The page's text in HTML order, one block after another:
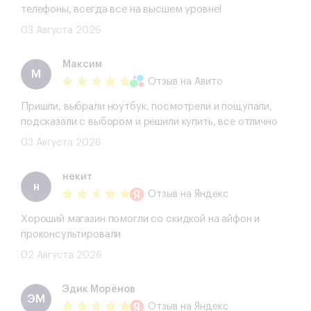
телефоны, всегда все на высшем уровне!
03 Августа 2026
М
Максим
Отзыв на Авито
Пришли, выбрали ноутбук, посмотрели и пощупали,
подсказали с выбором и решили купить, все отлично
03 Августа 2026
н
некит
Отзыв на Яндекс
Хороший магазин помогли со скидкой на айфон и
проконсультировали
02 Августа 2026
ЭМ
Эдик Морёнов
Отзыв на Яндекс